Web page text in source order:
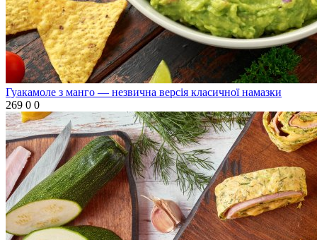
Гуакамоле з манго — незвична версія класичної намазки
269 0 0